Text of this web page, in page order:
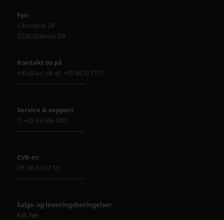
Fyn
Cikorievej 28
5220 Odense SØ
Kontakt os på
info@avc.dk el. +45 8870 7171
----------------------------------
Service & support
T: +45 43 666 000
----------------------------------
CVR-nr.
DK 66 60 97 15
----------------------------------
Salgs- og leveringsbetingelser
Klik her